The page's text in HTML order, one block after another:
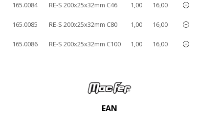
165.0084 RE-S 200x25x32mm C46 1,00 16,00
165.0085 RE-S 200x25x32mm C80 1,00 16,00
165.0086 RE-S 200x25x32mm C100 1,00 16,00
EAN